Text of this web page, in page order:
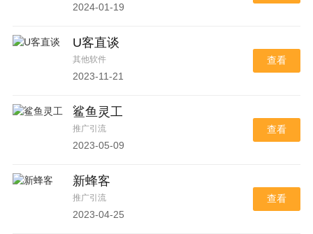
2024-01-19
U客直谈
其他软件
2023-11-21
查看
鲨鱼灵工
推广引流
2023-05-09
查看
新蜂客
推广引流
2023-04-25
查看